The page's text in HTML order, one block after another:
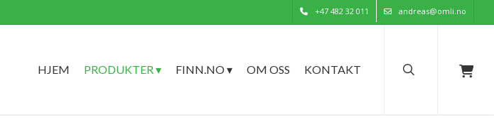
+47 482 32 011 andreas@omli.no
HJEM PRODUKTER ▾ FINN.NO ▾ OM OSS KONTAKT